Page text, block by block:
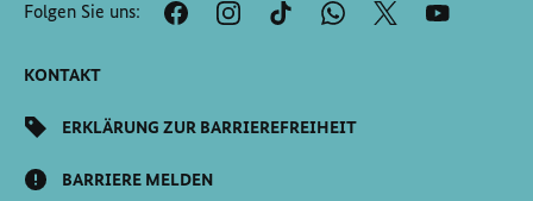
Seite
Folgen Sie uns:
KONTAKT
ERKLÄRUNG ZUR BARRIEREFREIHEIT
BARRIERE MELDEN